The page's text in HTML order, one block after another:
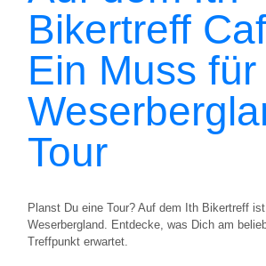
Bikertreff
Ein Muss
Tour
Planst Du eine Tour? Auf dem Ith Bikertreff
Weserbergland. Entdecke, was Dich am
Treffpunkt erwartet.